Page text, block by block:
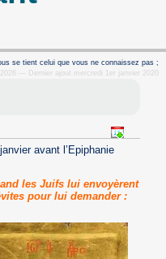
se tient celui que vous ne connaissez pas ;
— Dernier ajout mercredi 1er janvier 2020
avant l’Epiphanie
les Juifs lui envoyèrent
pour lui demander :